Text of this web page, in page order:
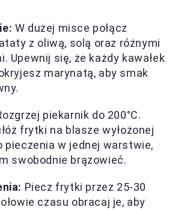
W dużej misce połącz
z oliwą, solą oraz różnymi
Upewnij się, że każdy kawałek
marynatą, aby smak
piekarnik do 200°C.
frytki na blasze wyłożonej
pieczenia w jednej warstwie,
swobodnie brązowieć.
Piecz frytki przez 25-30
czasu obracaj je, aby